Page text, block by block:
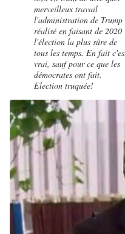
merveilleux travail
l'administration de Trump
réalisé en faisant de 2020
l'élection la plus sûre de
tous les temps. En fait
vrai, sauf pour ce que les
démocrates ont fait.
Election truquée!